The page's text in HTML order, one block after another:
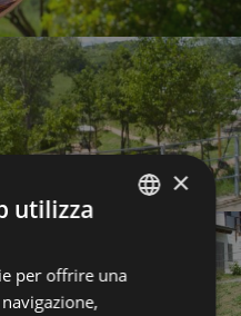
ENGLISH
×
utilizza
per offrire una